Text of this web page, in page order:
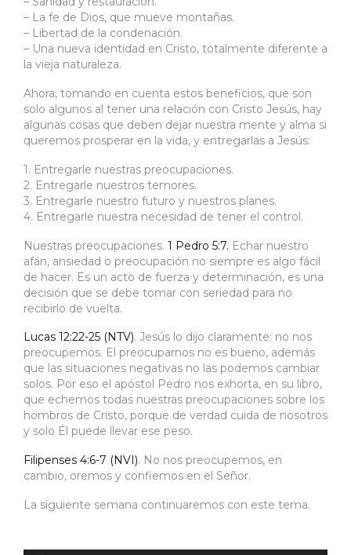
– La fe de Dios, que mueve montañas.
– Libertad de la condenación.
– Una nueva identidad en Cristo, totalmente diferente a
la vieja naturaleza.
Ahora, tomando en cuenta estos beneficios, que son
solo algunos al tener una relación con Cristo Jesús, hay
algunas cosas que deben dejar nuestra mente y alma si
queremos prosperar en la vida, y entregarlas a Jesús:
1. Entregarle nuestras preocupaciones.
2. Entregarle nuestros temores.
3. Entregarle nuestro futuro y nuestros planes.
4. Entregarle nuestra necesidad de tener el control.
Nuestras preocupaciones. 1 Pedro 5:7. Echar nuestro
afán, ansiedad o preocupación no siempre es algo fácil
de hacer. Es un acto de fuerza y determinación, es una
decisión que se debe tomar con seriedad para no
recibirlo de vuelta.
Lucas 12:22-25 (NTV). Jesús lo dijo claramente: no nos
preocupemos. El preocuparnos no es bueno, además
que las situaciones negativas no las podemos cambiar
solos. Por eso el apóstol Pedro nos exhorta, en su libro,
que echemos todas nuestras preocupaciones sobre los
hombros de Cristo, porque de verdad cuida de nosotros
y solo Él puede llevar ese peso.
Filipenses 4:6-7 (NVI). No nos preocupemos, en
cambio, oremos y confiemos en el Señor.
La siguiente semana continuaremos con este tema.